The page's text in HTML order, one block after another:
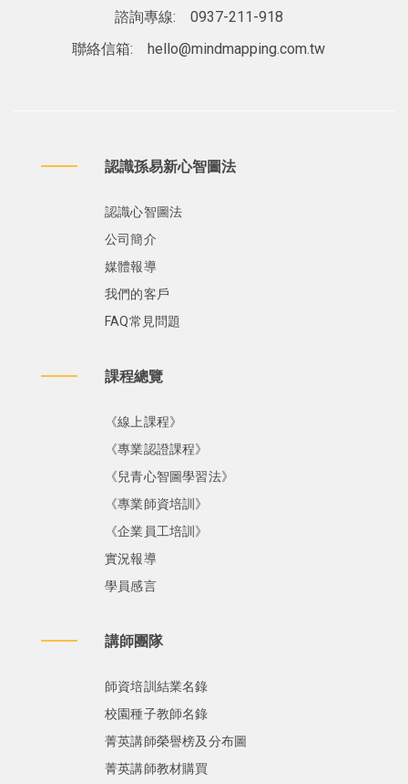
諮詢專線:
0937-211-918
聯絡信箱:
hello@mindmapping.com.tw
認識孫易新心智圖法
認識心智圖法
公司簡介
媒體報導
我們的客戶
FAQ常見問題
課程總覽
《線上課程》
《專業認證課程》
《兒青心智圖學習法》
《專業師資培訓》
《企業員工培訓》
實況報導
學員感言
講師團隊
師資培訓結業名錄
校園種子教師名錄
菁英講師榮譽榜及分布圖
菁英講師教材購買